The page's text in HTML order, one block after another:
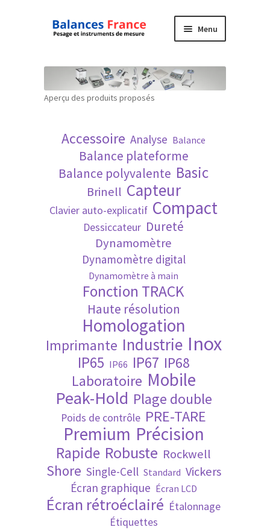
Aller
navigation
Aller
Menu
Mon compte
Politique de confidentialité
Politique en matière de remboursements et
Recherche avancée
Technique
Validation de la commande
Aperçu des produits proposés
Accessoire Analyse Balance
Balance plateforme
Balance polyvalente Basic
Brinell Capteur
Clavier auto-explicatif Compact
Dessiccateur Dureté
Dynamomètre
Dynamomètre digital
Dynamomètre à main
Fonction TRACK
Haute résolution
Homologation
Imprimante Industrie Inox
IP65 IP66 IP67 IP68
Laboratoire Mobile
Peak-Hold Plage double
Poids de contrôle PRE-TARE
Premium Précision
Rapide Robuste Rockwell
Shore Single-Cell Standard Vickers
Écran graphique Écran LCD
Écran rétroéclairé Étalonnage
Étiquettes